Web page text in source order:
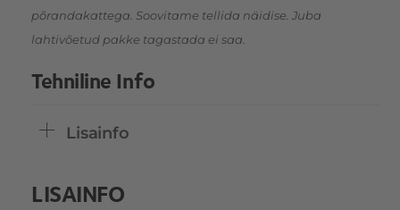
põrandakattega. Soovitame tellida näidise. Juba
lahtivõetud pakke tagastada ei saa.
Tehniline Info
Lisainfo
LISAINFO